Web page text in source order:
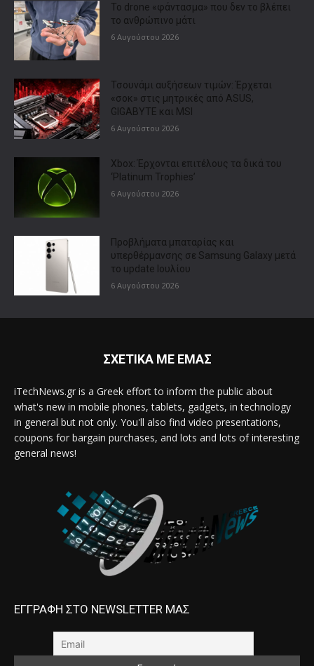
Το drone «φάντασμα» που δεν το βλέπει
το ανθρώπινο μάτι
6 Αυγούστου 2026
Τσουνάμι αυξήσεων τιμών: Έρχεται
«σοκ» στις μητρικές από ASUS,
GIGABYTE και MSI
6 Αυγούστου 2026
Xbox: Έρχονται επιτέλους τα δικά του
‘Platinum Trophies’
6 Αυγούστου 2026
Προβλήματα μπαταρίας και
υπερθέρμανσης σε Samsung Galaxy μετά
το update Ιουλίου
6 Αυγούστου 2026
ΣΧΕΤΙΚΑ ΜΕ ΕΜΑΣ
iTechNews.gr is a Greek effort to inform the public about
what's new in mobile phones, tablets, gadgets, in technology
in general but not only. You'll also find video presentations,
coupons for bargain purchases, and lots and lots of interesting
general news!
ΕΓΓΡΑΦΗ ΣΤΟ NEWSLETTER ΜΑΣ